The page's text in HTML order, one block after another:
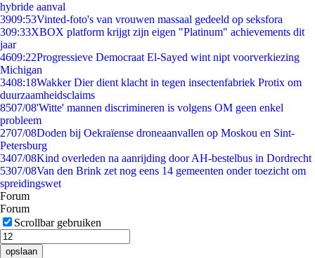
hybride aanval
3909:53Vinted-foto's van vrouwen massaal gedeeld op seksfora
309:33XBOX platform krijgt zijn eigen "Platinum" achievements dit
jaar
4609:22Progressieve Democraat El-Sayed wint nipt voorverkiezing
Michigan
3408:18Wakker Dier dient klacht in tegen insectenfabriek Protix om
duurzaamheidsclaims
8507/08'Witte' mannen discrimineren is volgens OM geen enkel
probleem
2707/08Doden bij Oekraïense droneaanvallen op Moskou en Sint-
Petersburg
3407/08Kind overleden na aanrijding door AH-bestelbus in Dordrecht
5307/08Van den Brink zet nog eens 14 gemeenten onder toezicht om
spreidingswet
Forum
Forum
Scrollbar gebruiken
opslaan